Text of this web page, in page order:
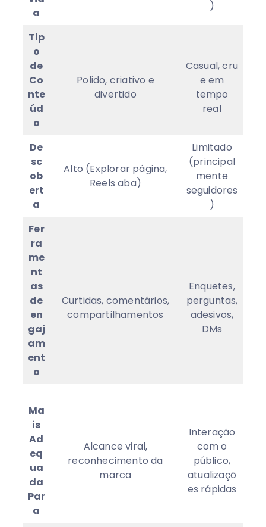
a
)
Tip
o
de
Co
nte
úd
o
Polido, criativo e
divertido
Casual, cru
e em
tempo
real
De
sc
ob
ert
a
Alto (Explorar página,
Reels aba)
Limitado
(principal
mente
seguidores
)
Fer
ra
me
nt
as
de
en
gaj
am
ent
o
Curtidas, comentários,
compartilhamentos
Enquetes,
perguntas,
adesivos,
DMs
Ma
is
Ad
eq
ua
da
Par
a
Alcance viral,
reconhecimento da
marca
Interação
com o
público,
atualizaçõ
es rápidas